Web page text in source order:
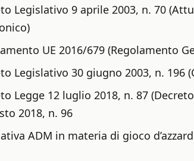
Legislativo 9 aprile 2003, n. 70
UE 2016/679 (Regolamento
Legislativo 30 giugno 2003, n.
Legge 12 luglio 2018, n. 87
2018, n. 96
ADM in materia di gioco